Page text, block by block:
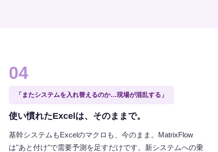
04
「またシステムを入れ替えるのか…現場が混乱する」
使い慣れたExcelは、そのままで。
基幹システムもExcelのマクロも、今のまま。MatrixFlow
は"あと付け"で需要予測を足すだけです。新システムへの乗